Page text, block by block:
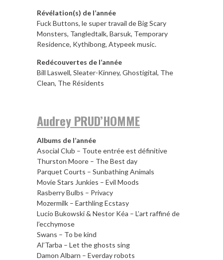
Révélation(s) de l’année
Fuck Buttons, le super travail de Big Scary
Monsters, Tangledtalk, Barsuk, Temporary
Residence, Kythibong, Atypeek music.
Redécouvertes de l’année
Bill Laswell, Sleater-Kinney, Ghostigital, The
Clean, The Résidents
Audrey PRUD’HOMME
Albums de l’année
Asocial Club – Toute entrée est définitive
Thurston Moore – The Best day
Parquet Courts – Sunbathing Animals
Movie Stars Junkies – Evil Moods
Rasberry Bulbs – Privacy
Mozermilk – Earthling Ecstasy
Lucio Bukowski & Nestor Kéa – L’art raffiné de
l’ecchymose
Swans – To be kind
Al’Tarba – Let the ghosts sing
Damon Albarn – Everday robots